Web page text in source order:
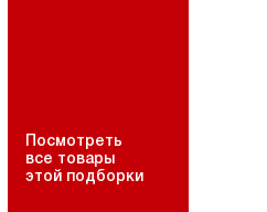
Посмотреть
все товары
этой подборки